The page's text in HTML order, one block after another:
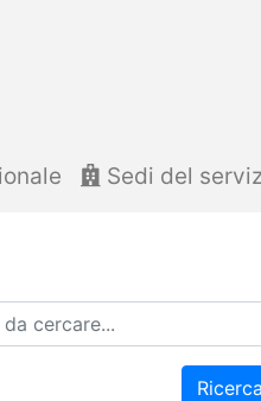
Sedi del
Ricerca